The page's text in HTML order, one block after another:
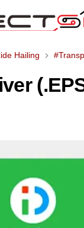
Hailing